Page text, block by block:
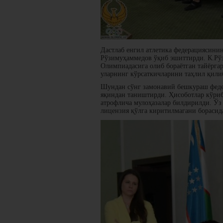
Дастлаб енгил атлетика
Рўзимуҳаммедов ўқиб эшиттирди.
Олимпиадасига олиб бораётган
уларнинг кўрсаткичларини таҳлил
Шундан сўнг замонавий бешкураш
яқиндан таништирди. Ҳисоботлар
атрофлича мулоҳазалар билдирилди.
лицензия қўлга киритилмагани